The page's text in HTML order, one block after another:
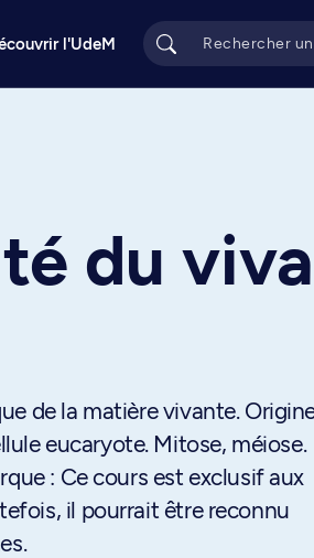
l'UdeM
du
de la matière vivante.
eucaryote. Mitose, méiose.
: Ce cours est exclusif aux
il pourrait être reconnu